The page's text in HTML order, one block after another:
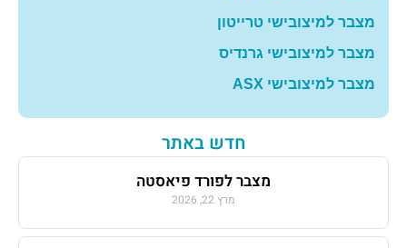
מצבר למיצובישי טרייטון
מצבר למיצובישי גרנדיס
מצבר למיצובישי ASX
חדש באתר
מצבר לפורד פיאסטה
מרץ 22, 2026